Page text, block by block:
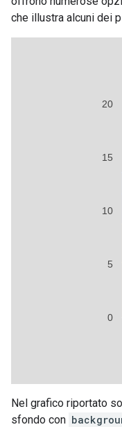
che illustra alcuni dei
Nel grafico riportato
sfondo con